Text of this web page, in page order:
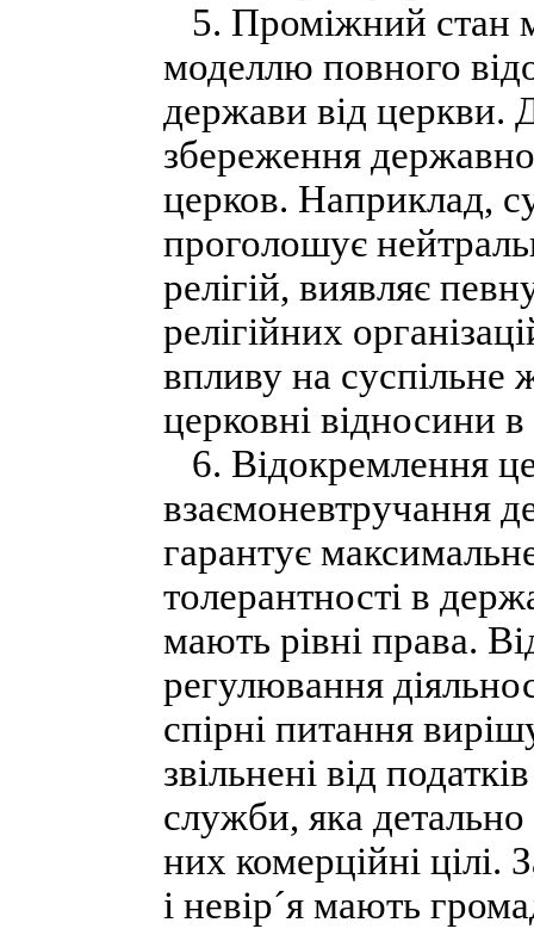
5. Проміжний стан
моделлю повного
держави від церкви.
збереження
церков. Наприклад,
проголошує
релігій, виявляє
релігійних
впливу на
церковні відносини
6. Відокремлення
взаємоневтручання
гарантує
толерантності в
мають рівні права.
регулювання
спірні питання
звільнені від
служби, яка детально
них комерційні цілі.
і невір´я мають